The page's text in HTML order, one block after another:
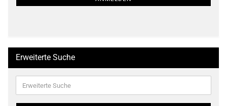
Erweiterte Suche
Suche